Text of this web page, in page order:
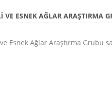
VE ESNEK AĞLAR ARAŞTIRMA
Esnek Ağlar Araştırma Grubu